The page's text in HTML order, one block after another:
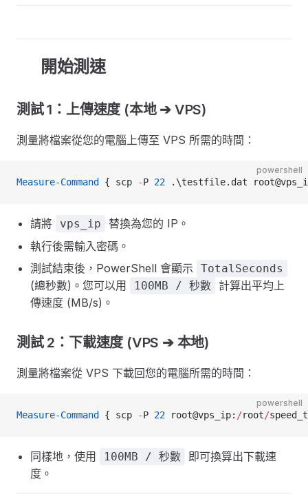
🚀 開始測速
測試 1：上傳速度 (本地 ➔ VPS)
測量將檔案從您的電腦上傳至 VPS 所需的時間：
powershell
Measure-Command { scp -P 22 .\testfile.dat
請將 vps_ip
替換為您的 IP。
執行後需輸入密碼。
測試結束後，PowerShell 會顯示
TotalSeconds
(總秒數)。您可以用 100MB / 秒數
計算出平均上
傳速度 (MB/s)。
測試 2：下載速度 (VPS ➔ 本地)
測量將檔案從 VPS 下載回您的電腦所需的時間：
powershell
Measure-Command { scp -P 22 root@vps_ip: /root/
同樣地，使用 100MB / 秒數
即可換算出下載速
度。